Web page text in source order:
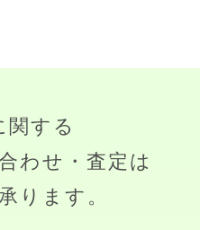
関する
わせ・査定は
ります。